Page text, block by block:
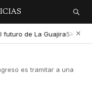
Buscar
de La Guajira5:01 PM
×
es tramitar a una